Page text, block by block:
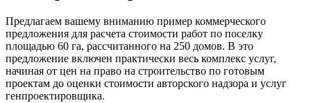
Предлагаем вашему вниманию пример коммерческого
предложения для расчета стоимости работ по поселку
площадью 60 га, рассчитанного на 250 домов. В это
предложение включен практически весь комплекс услуг,
начиная от цен на право на строительство по готовым
проектам до оценки стоимости авторского надзора и услуг
генпроектировщика.